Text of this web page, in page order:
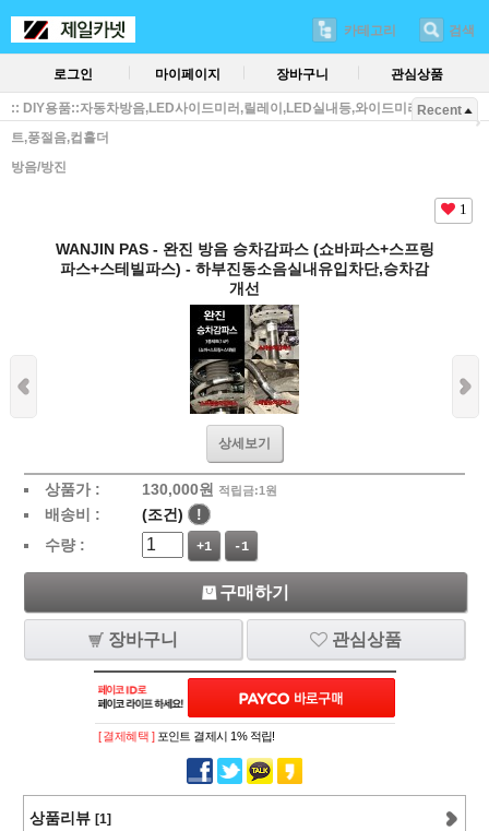
카테고리 검색
로그인 마이페이지 장바구니 관심상품
:: DIY용품::자동차방음,LED사이드미러,릴레이,LED실내등,와이드미러,방진매
트,풍절음,컵홀더
방음/방진
Recent
1
WANJIN PAS - 완진 방음 승차감파스 (쇼바파스+스프링
파스+스테빌파스) - 하부진동소음실내유입차단,승차감
개선
상세보기
상품가 : 130,000원 적립금:1원
배송비 : (조건)
!
수량 :
+1 -1
구매하기
장바구니 관심상품
[ 결제혜택 ] 포인트 결제시 1% 적립!
상품리뷰 [1]